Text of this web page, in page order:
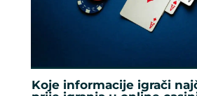
Koje informacije igrači